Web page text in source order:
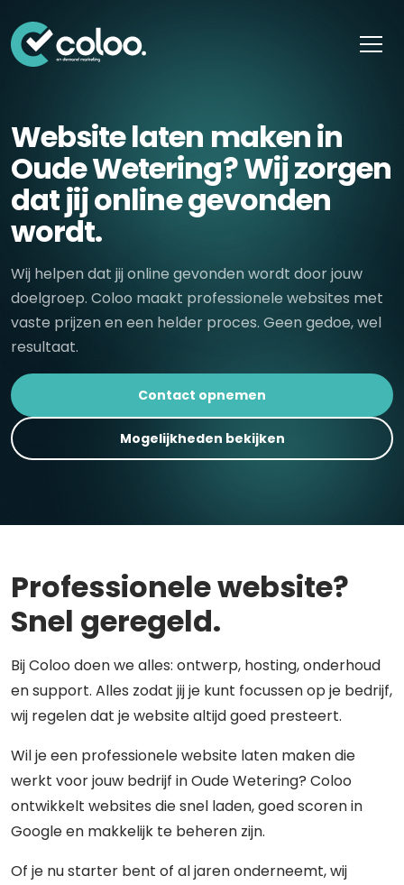
Website laten maken in
Oude Wetering? Wij zorgen
dat jij online gevonden
wordt.
Wij helpen dat jij online gevonden wordt door jouw
doelgroep. Coloo maakt professionele websites met
vaste prijzen en een helder proces. Geen gedoe, wel
resultaat.
Contact opnemen
Mogelijkheden bekijken
Professionele website?
Snel geregeld.
Bij Coloo doen we alles: ontwerp, hosting, onderhoud
en support. Alles zodat jij je kunt focussen op je bedrijf,
wij regelen dat je website altijd goed presteert.
Wil je een professionele website laten maken die
werkt voor jouw bedrijf in Oude Wetering? Coloo
ontwikkelt websites die snel laden, goed scoren in
Google en makkelijk te beheren zijn.
Of je nu starter bent of al jaren onderneemt, wij